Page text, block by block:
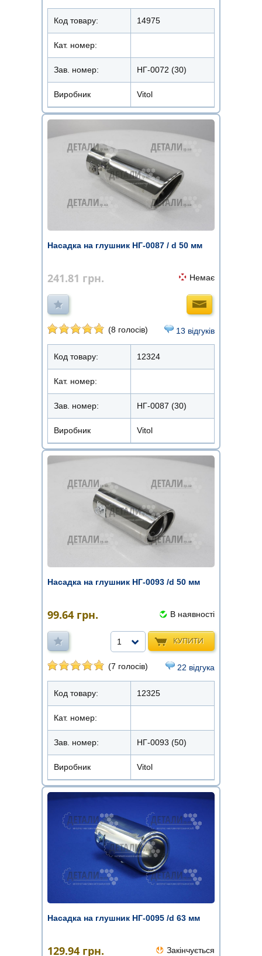
Код товару: 14975
Кат. номер:
Зав. номер: НГ-0072 (30)
Виробник Vitol
Насадка на глушник НГ-0087 / d 50 мм
241.81 грн. Немає
(8 голосів) 13 відгуків
Код товару: 12324
Кат. номер:
Зав. номер: НГ-0087 (30)
Виробник Vitol
Насадка на глушник НГ-0093 /d 50 мм
99.64 грн. В наявності
КУПИТИ
1
(7 голосів) 22 відгука
Код товару: 12325
Кат. номер:
Зав. номер: НГ-0093 (50)
Виробник Vitol
Насадка на глушник НГ-0095 /d 63 мм
129.94 грн. Закінчується